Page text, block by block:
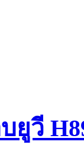
ยูวี